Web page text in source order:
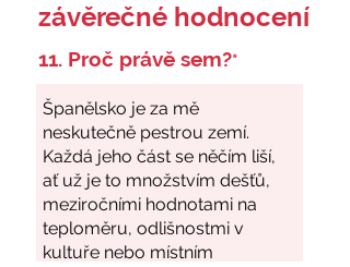
závěrečné hodnocení
11. Proč právě sem?*